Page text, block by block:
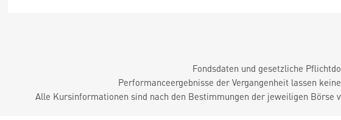
Fondsdaten und gesetzliche
Performanceergebnisse der Vergangenheit lassen
Alle Kursinformationen sind nach den Bestimmungen der jeweiligen Börse